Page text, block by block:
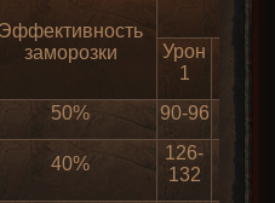
Эффективность
заморозки
Урон
1
50% 90-96
40%
126-
132